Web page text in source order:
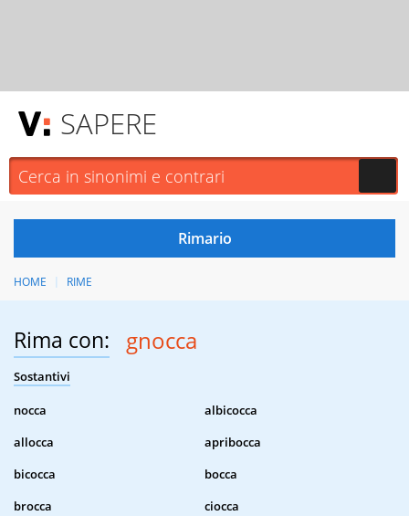
SAPERE
HOME RIME
Rima con: gnocca
Sostantivi
nocca
albicocca
allocca
apribocca
bicocca
bocca
brocca
ciocca